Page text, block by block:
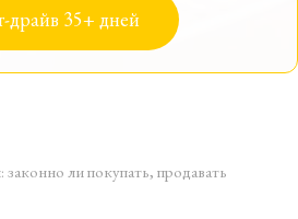
драйв 35+ дней
ли покупать, продавать